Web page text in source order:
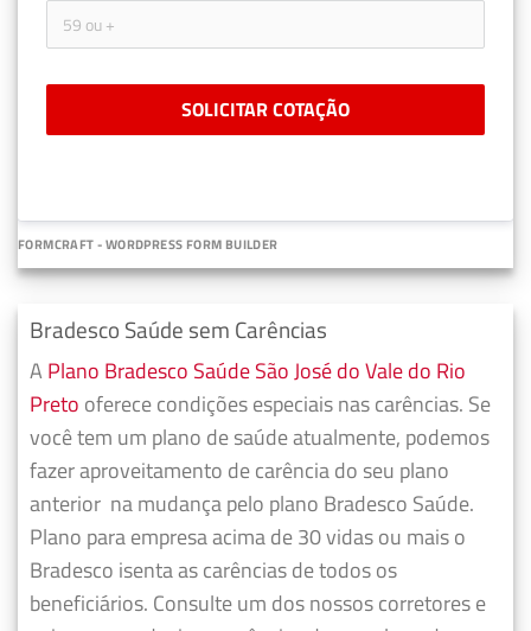
SOLICITAR COTAÇÃO
FORMCRAFT - WORDPRESS FORM BUILDER
Bradesco Saúde sem Carências
A Plano Bradesco Saúde São José do Vale do Rio
Preto oferece condições especiais nas carências. Se
você tem um plano de saúde atualmente, podemos
fazeraproveitamento de carência do seu plano
anterior na mudança pelo plano Bradesco Saúde.
Plano para empresa acima de 30 vidas ou mais o
Bradesco isenta as carências de todos os
beneficiários. Consulte um dos nossos corretores e